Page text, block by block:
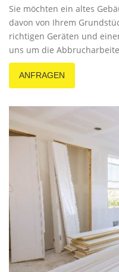
Sie möchten ein altes
davon von Ihrem
richtigen Geräten und
uns um die
ANFRAGEN